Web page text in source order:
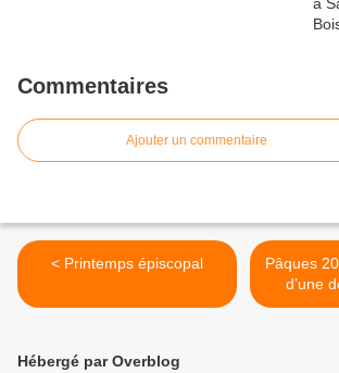
Commentaires
Ajouter un commentaire
< Printemps épiscopal
Pâques
d’une
Hébergé par Overblog